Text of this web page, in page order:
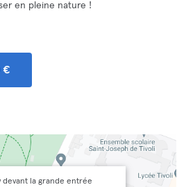
en pleine nature !
€
devant la grande entrée